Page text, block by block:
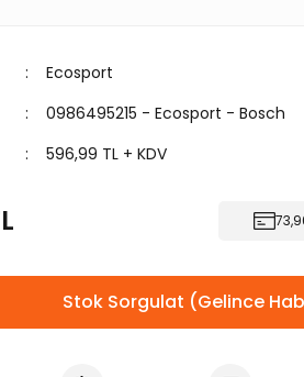
Ecosport
0986495215 - Ecosport - Bosch
596,99 TL + KDV
Stok Sorgulat (Gelince